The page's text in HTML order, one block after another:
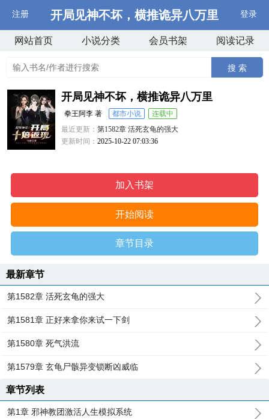
注册 开局见神不坏，横推诡异八万里 登录
网站首页 小说分类 会员书架 阅读记录
搜 索
开局见神不坏，横推诡异八万里
拳王阿李 著 都市小说
连载中
最近更新：第1582章 活死玄龟的强大
更新时间：2025-10-22 07:03:36
加入书架
开始阅读
章节目录
最新章节
第1582章 活死玄龟的强大
第1581章 正好来拿你来试一下剑
第1580章 死气洪流
第1579章 玄龟尸骸异变锁断凶威临
章节列表
第1章 邪神教团激活人生模拟系统